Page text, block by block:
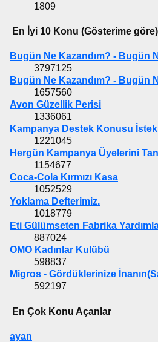
1809
En İyi 10 Konu (Gösterime göre)
Bugün Ne Kazandım? - Bugün
3797125
Bugün Ne Kazandım? - Bugün
1657560
Avon Güzellik Perisi
1336061
Kampanya Destek Konusu
1221045
Hergün Kampanya Üyelerini
1154677
Coca-Cola Kırmızı Kasa
1052529
Yoklama Defterimiz.
1018779
Eti Gülümseten Fabrika
887024
OMO Kadınlar Kulübü
598837
Migros - Gördüklerinize
592197
En Çok Konu Açanlar
ayan